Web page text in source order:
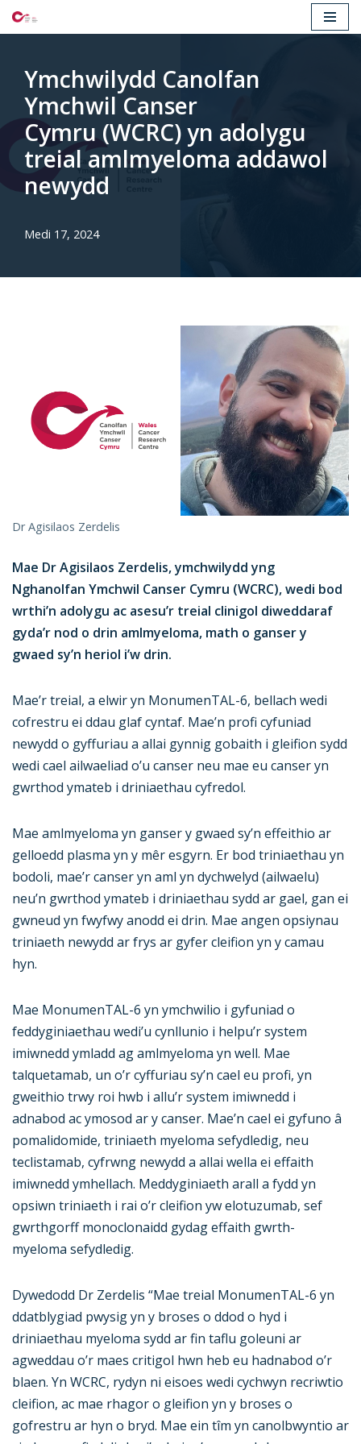
cynnwys
Ymchwilydd Canolfan
Ymchwil Canser
Cymru (WCRC) yn adolygu
treial amlmyeloma addawol
newydd
Medi 17, 2024
Dr Agisilaos Zerdelis
Mae Dr Agisilaos Zerdelis, ymchwilydd yng
Nghanolfan Ymchwil Canser Cymru (WCRC), wedi bod
wrthi’n adolygu ac asesu’r treial clinigol diweddaraf
gyda’r nod o drin amlmyeloma, math o ganser y
gwaed sy’n heriol i’w drin.
Mae’r treial, a elwir yn MonumenTAL-6, bellach wedi
cofrestru ei ddau glaf cyntaf. Mae’n profi cyfuniad
newydd o gyffuriau a allai gynnig gobaith i gleifion sydd
wedi cael ailwaeliad o’u canser neu mae eu canser yn
gwrthod ymateb i driniaethau cyfredol.
Mae amlmyeloma yn ganser y gwaed sy’n effeithio ar
gelloedd plasma yn y mêr esgyrn. Er bod triniaethau yn
bodoli, mae’r canser yn aml yn dychwelyd (ailwaelu)
neu’n gwrthod ymateb i driniaethau sydd ar gael, gan ei
gwneud yn fwyfwy anodd ei drin. Mae angen opsiynau
triniaeth newydd ar frys ar gyfer cleifion yn y camau
hyn.
Mae MonumenTAL-6 yn ymchwilio i gyfuniad o
feddyginiaethau wedi’u cynllunio i helpu’r system
imiwnedd ymladd ag amlmyeloma yn well. Mae
talquetamab, un o’r cyffuriau sy’n cael eu profi, yn
gweithio trwy roi hwb i allu’r system imiwnedd i
adnabod ac ymosod ar y canser. Mae’n cael ei gyfuno â
pomalidomide, triniaeth myeloma sefydledig, neu
teclistamab, cyfrwng newydd a allai wella ei effaith
imiwnedd ymhellach. Meddyginiaeth arall a fydd yn
opsiwn triniaeth i rai o’r cleifion yw elotuzumab, sef
gwrthgorff monoclonaidd gydag effaith gwrth-
myeloma sefydledig.
Dywedodd Dr Zerdelis “Mae treial MonumenTAL-6 yn
ddatblygiad pwysig yn y broses o ddod o hyd i
driniaethau myeloma sydd ar fin taflu goleuni ar
agweddau o’r maes critigol hwn heb eu hadnabod o’r
blaen. Yn WCRC, rydyn ni eisoes wedi cychwyn recriwtio
cleifion, ac mae rhagor o gleifion yn y broses o
gofrestru ar hyn o bryd. Mae ein tîm yn canolbwyntio ar